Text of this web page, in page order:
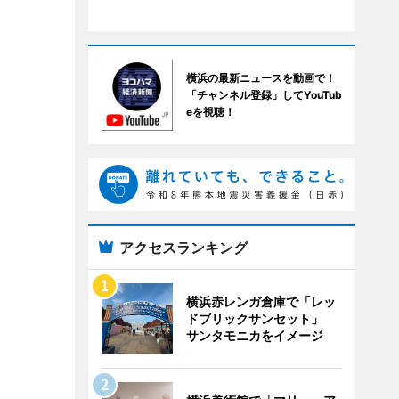
横浜の最新ニュースを動画で！
「チャンネル登録」してYouTub
eを視聴！
アクセスランキング
横浜赤レンガ倉庫で「レッ
ドブリックサンセット」
サンタモニカをイメージ